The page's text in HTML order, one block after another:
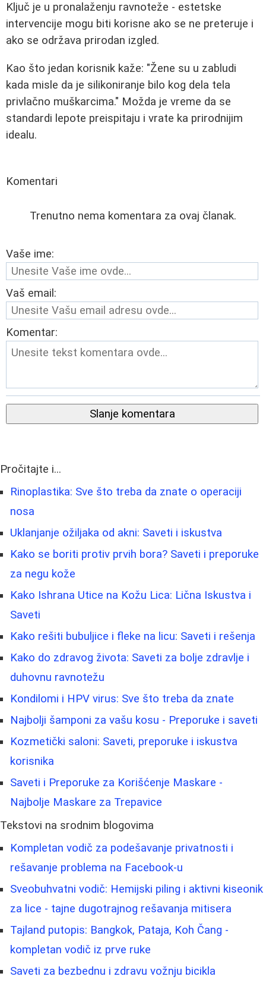
Ključ je u pronalaženju ravnoteže - estetske
intervencije mogu biti korisne ako se ne preteruje i
ako se održava prirodan izgled.
Kao što jedan korisnik kaže: "Žene su u zabludi
kada misle da je silikoniranje bilo kog dela tela
privlačno muškarcima." Možda je vreme da se
standardi lepote preispitaju i vrate ka prirodnijim
idealu.
Komentari
Trenutno nema komentara za ovaj članak.
Vaše ime:
Vaš email:
Komentar:
Slanje komentara
Pročitajte i...
Rinoplastika: Sve što treba da znate o operaciji
nosa
Uklanjanje ožiljaka od akni: Saveti i iskustva
Kako se boriti protiv prvih bora? Saveti i preporuke
za negu kože
Kako Ishrana Utice na Kožu Lica: Lična Iskustva i
Saveti
Kako rešiti bubuljice i fleke na licu: Saveti i rešenja
Kako do zdravog života: Saveti za bolje zdravlje i
duhovnu ravnotežu
Kondilomi i HPV virus: Sve što treba da znate
Najbolji šamponi za vašu kosu - Preporuke i saveti
Kozmetički saloni: Saveti, preporuke i iskustva
korisnika
Saveti i Preporuke za Korišćenje Maskare -
Najbolje Maskare za Trepavice
Tekstovi na srodnim blogovima
Kompletan vodič za podešavanje privatnosti i
rešavanje problema na Facebook-u
Sveobuhvatni vodič: Hemijski piling i aktivni kiseonik
za lice - tajne dugotrajnog rešavanja mitisera
Tajland putopis: Bangkok, Pataja, Koh Čang -
kompletan vodič iz prve ruke
Saveti za bezbednu i zdravu vožnju bicikla